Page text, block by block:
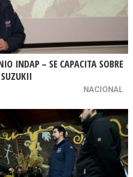
INDAP – SE CAPACITA SOBRE
NACIONAL